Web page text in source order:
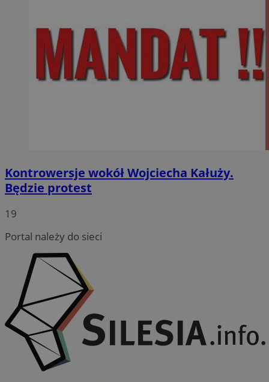
Kontrowersje wokół Wojciecha Kałuży.
Będzie protest
19
Portal należy do sieci